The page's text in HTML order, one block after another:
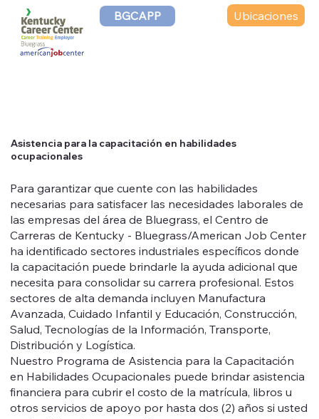
BGCAPP Ubicaciones
Asistencia para la capacitación en habilidades
ocupacionales
Para garantizar que cuente con las habilidades
necesarias para satisfacer las necesidades laborales de
las empresas del área de Bluegrass, el Centro de
Carreras de Kentucky - Bluegrass/American Job Center
ha identificado sectores industriales específicos donde
la capacitación puede brindarle la ayuda adicional que
necesita para consolidar su carrera profesional. Estos
sectores de alta demanda incluyen Manufactura
Avanzada, Cuidado Infantil y Educación, Construcción,
Salud, Tecnologías de la Información, Transporte,
Distribución y Logística.
Nuestro Programa de Asistencia para la Capacitación
en Habilidades Ocupacionales puede brindar asistencia
financiera para cubrir el costo de la matrícula, libros u
otros servicios de apoyo por hasta dos (2) años si usted